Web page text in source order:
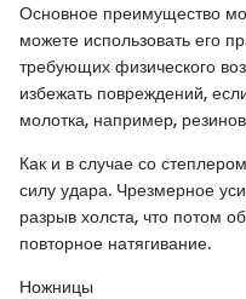
Основное преимущество
можете использовать его
требующих физического
избежать повреждений,
молотка, например,
Как и в случае со
силу удара. Чрезмерное
разрыв холста, что потом
повторное натягивание.
Ножницы